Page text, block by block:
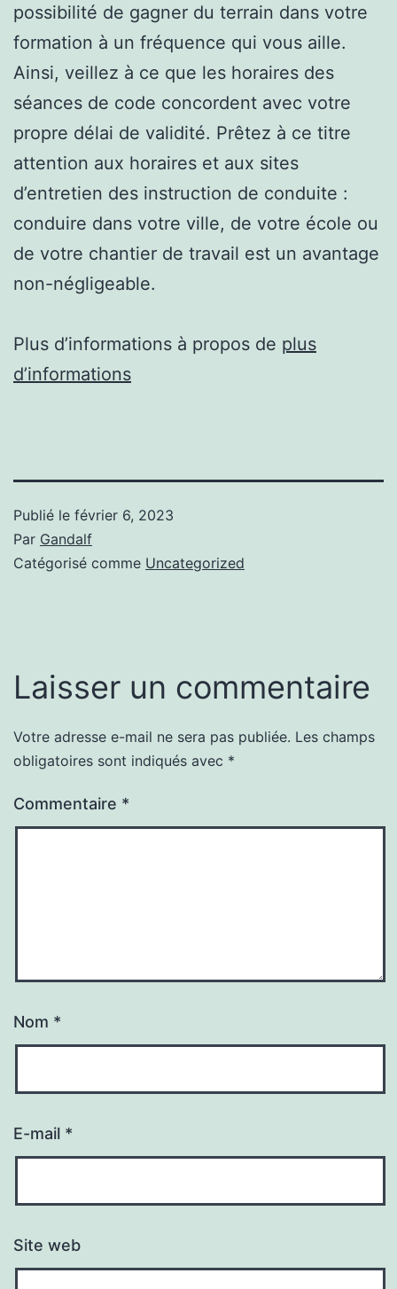
possibilité de gagner du terrain dans votre
formation à un fréquence qui vous aille.
Ainsi, veillez à ce que les horaires des
séances de code concordent avec votre
propre délai de validité. Prêtez à ce titre
attention aux horaires et aux sites
d’entretien des instruction de conduite :
conduire dans votre ville, de votre école ou
de votre chantier de travail est un avantage
non-négligeable.
Plus d’informations à propos de plus
d’informations
Publié le février 6, 2023
Par Gandalf
Catégorisé comme Uncategorized
Laisser un commentaire
Votre adresse e-mail ne sera pas publiée. Les champs
obligatoires sont indiqués avec *
Commentaire *
Nom *
E-mail *
Site web